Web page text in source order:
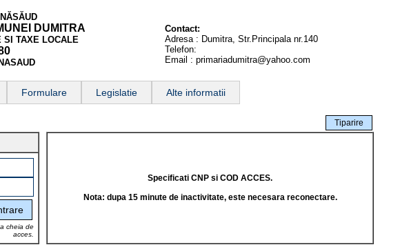
DUMITRA
SI TAXE LOCALE
Contact:
Adresa : Dumitra, Str.Principala nr.140
Telefon:
Email : primariadumitra@yahoo.com
Formulare Legislatie Alte informatii
cheia de
acces.
Specificati CNP si COD ACCES.
Nota: dupa 15 minute de inactivitate, este necesara reconectare.